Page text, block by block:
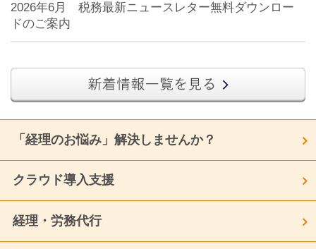
2026年6月 税務最新ニュースレター無料ダウンロー
ドのご案内
「経理のお悩み」解決しませんか？
クラウド導入支援
経理・労務代行